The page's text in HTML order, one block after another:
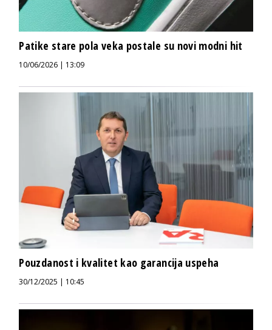
Patike stare pola veka postale su novi modni hit
10/06/2026 | 13:09
Pouzdanost i kvalitet kao garancija uspeha
30/12/2025 | 10:45